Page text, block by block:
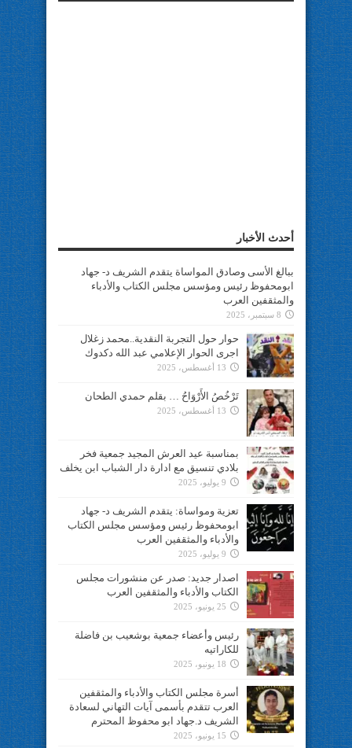
أحدث الأخبار
ببالغ الأسى وصادق المواساة يتقدم الشريف د- جهاد
ابومحفوظ رئيس ومؤسس مجلس الكتاب والأدباء
والمثقفين العرب
8 سبتمبر، 2025
حوار حول التجربة النقدية..محمد زغلال
اجرى الحوار الإعلامي عبد الله دكدوك
13 أغسطس، 2025
تَرْخُصُ الأَرْوَاحُ … بقلم حمدي الطحان
13 أغسطس، 2025
بمناسبة عيد العرش المجيد جمعية فخر
بلادي تنسيق مع ادارة دار الشباب ابن يخلف
9 يوليو، 2025
تعزية ومواساة: يتقدم الشريف د- جهاد
ابومحفوظ رئيس ومؤسس مجلس الكتاب
والأدباء والمثقفين العرب
9 يوليو، 2025
اصدار جديد: صدر عن منشورات مجلس
الكتاب والأدباء والمثقفين العرب
25 يونيو، 2025
رئيس وأعضاء جمعية بوشعيب بن فاضلة
للكاراتيه
18 يونيو، 2025
أسرة مجلس الكتاب والأدباء والمثقفين
العرب تتقدم بأسمى آيات التهاني لسعادة
الشريف د.جهاد ابو محفوظ المحترم
15 يونيو، 2025